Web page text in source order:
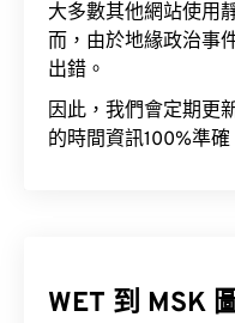
大多數其他網站使用
而，由於地緣政治事
出錯。
因此，我們會定期更
的時間資訊100%準確
WET 到 MSK